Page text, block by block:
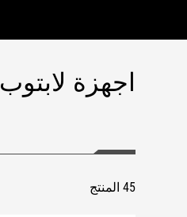
Accessibility links
اجهزة لابتوب
45 المنتج